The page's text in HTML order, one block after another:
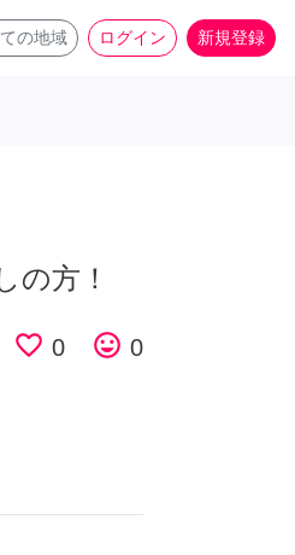
の地域 ログイン 新規登録
の方！
favorite_border 0 tag_faces 0